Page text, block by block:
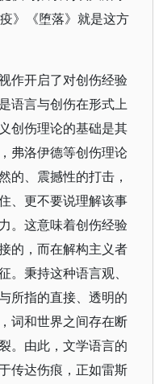
》《堕落》就是这方
作开启了对创伤经验
语言与创伤在形式上
创伤理论的基础是其
弗洛伊德等创伤理论
的、震撼性的打击，
、更不要说理解该事
。这意味着创伤经验
的，而在解构主义者
。秉持这种语言观、
所指的直接、透明的
词和世界之间存在断
。由此，文学语言的
传达伤痕，正如雷斯